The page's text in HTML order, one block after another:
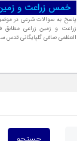
خمس زراعت و
پاسخ به سوالات شرعی در
زراعت و زمین زراعى مطابق
العظمی صافی گلپایگانی قدس